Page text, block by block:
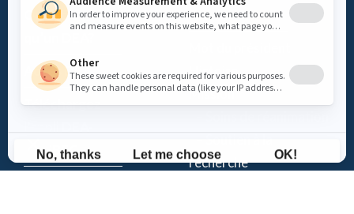
Qu’est-ce
Accès DEA
Téléchargez
QUÉBEC
Fondation
Histoire
Mission
recherche